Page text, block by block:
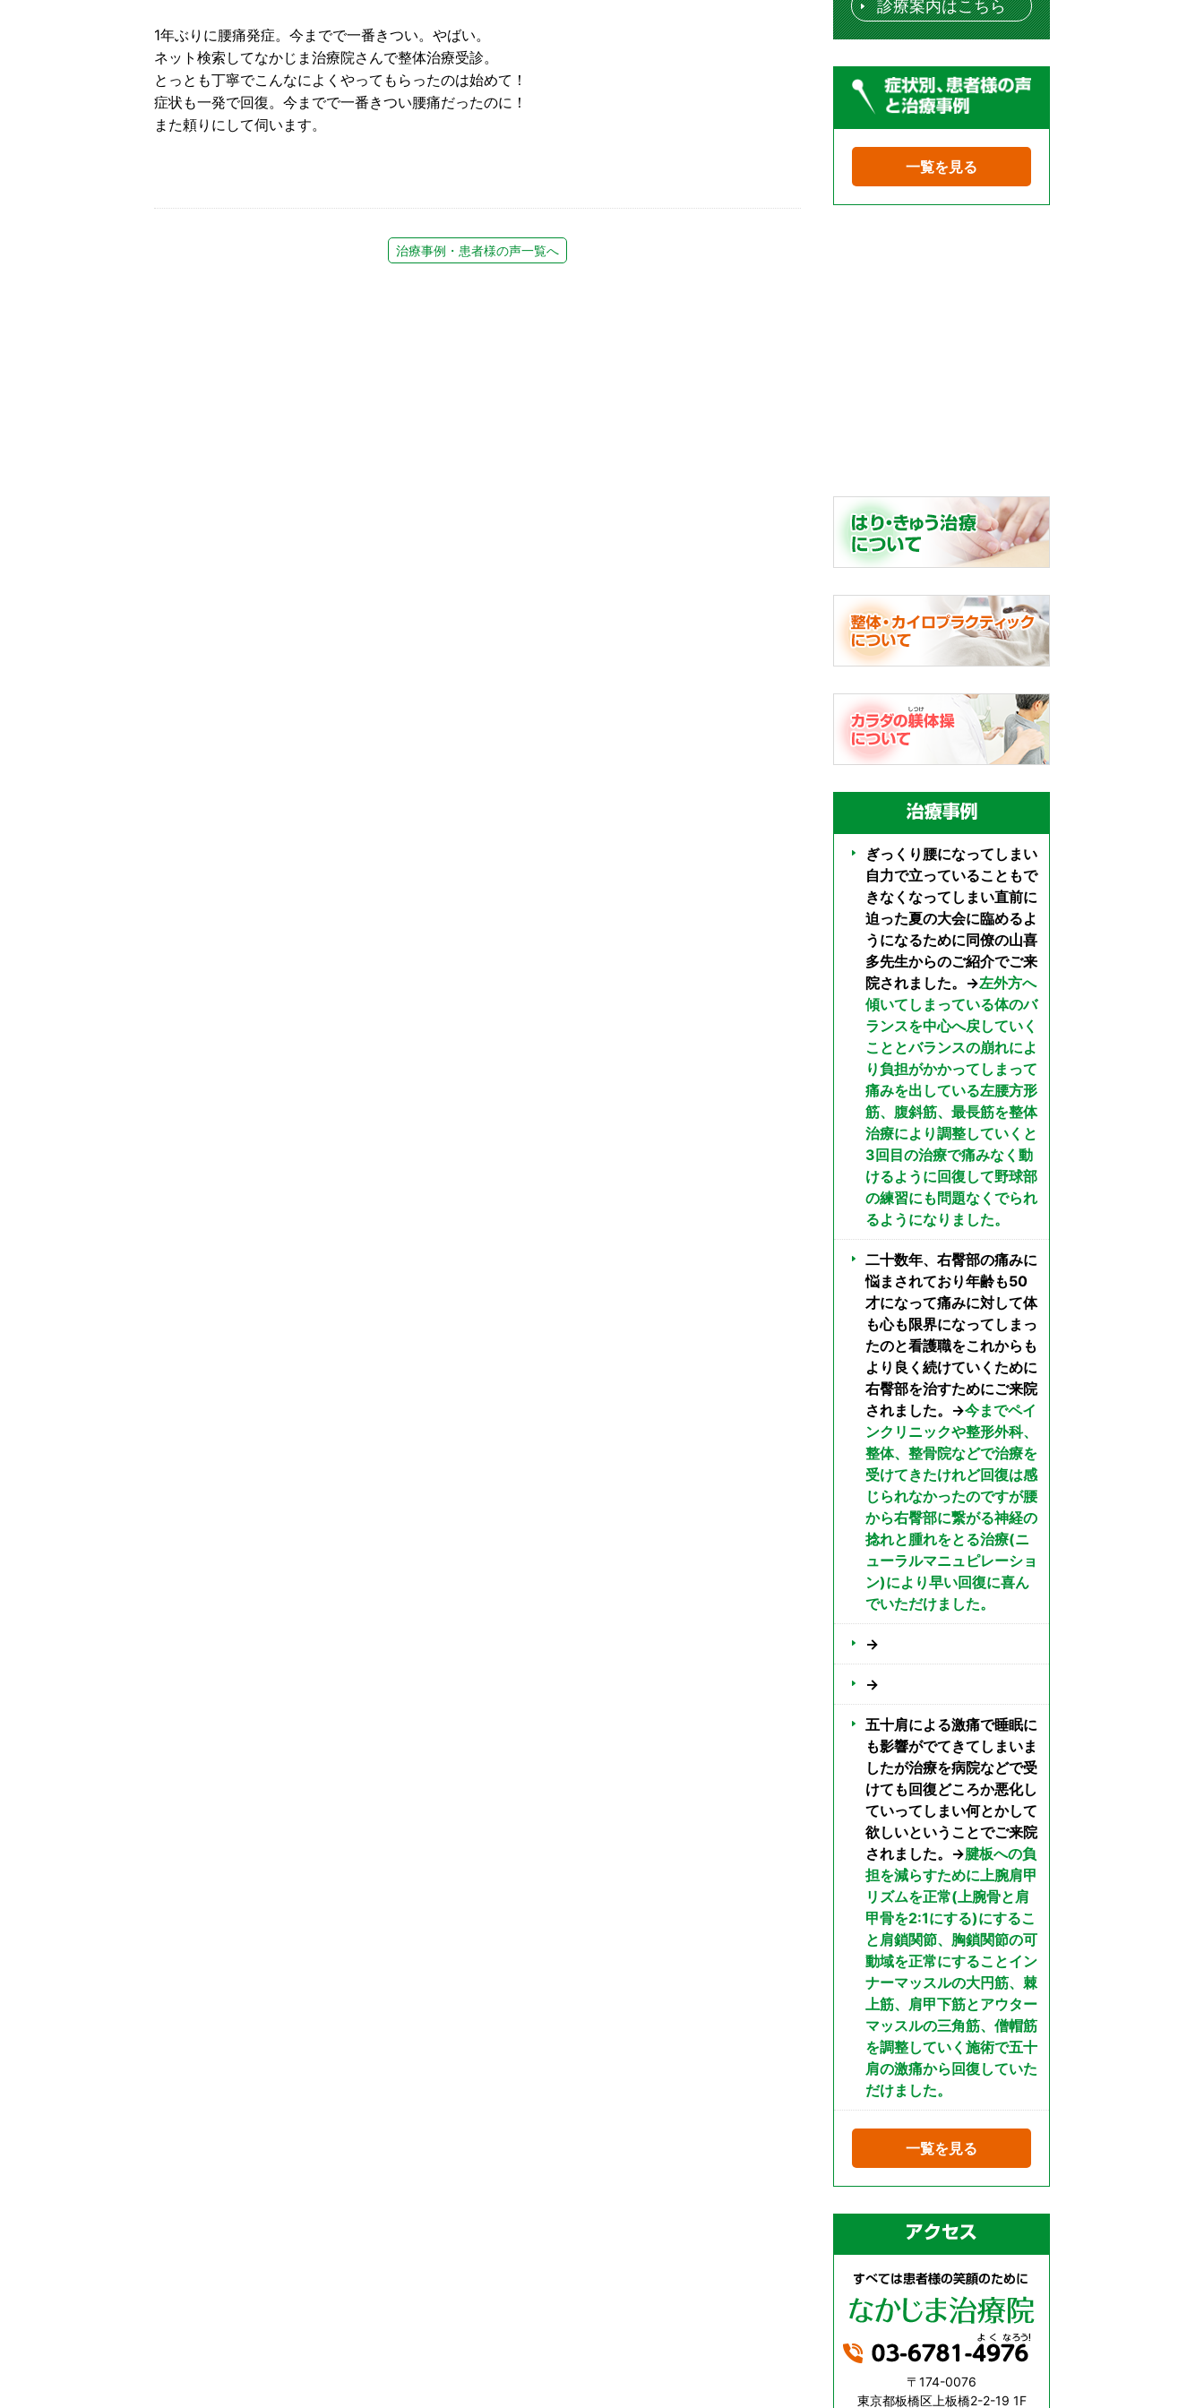
1年ぶりに腰痛発症。今までで一番きつい。やばい。
ネット検索してなかじま治療院さんで整体治療受診。
とっとも丁寧でこんなによくやってもらったのは始めて！
症状も一発で回復。今までで一番きつい腰痛だったのに！
また頼りにして伺います。
治療事例・患者様の声一覧へ
診療案内はこちら
一覧を見る
ぎっくり腰になってしまい
自力で立っていることもで
きなくなってしまい直前に
迫った夏の大会に臨めるよ
うになるために同僚の山喜
多先生からのご紹介でご来
院されました。→左外方へ
傾いてしまっている体のバ
ランスを中心へ戻していく
こととバランスの崩れによ
り負担がかかってしまって
痛みを出している左腰方形
筋、腹斜筋、最長筋を整体
治療により調整していくと
3回目の治療で痛みなく動
けるように回復して野球部
の練習にも問題なくでられ
るようになりました。
二十数年、右臀部の痛みに
悩まされており年齢も50
才になって痛みに対して体
も心も限界になってしまっ
たのと看護職をこれからも
より良く続けていくために
右臀部を治すためにご来院
されました。→今までペイ
ンクリニックや整形外科、
整体、整骨院などで治療を
受けてきたけれど回復は感
じられなかったのですが腰
から右臀部に繋がる神経の
捻れと腫れをとる治療(ニ
ューラルマニュピレーショ
ン)により早い回復に喜ん
でいただけました。
→
→
五十肩による激痛で睡眠に
も影響がでてきてしまいま
したが治療を病院などで受
けても回復どころか悪化し
ていってしまい何とかして
欲しいということでご来院
されました。→腱板への負
担を減らすために上腕肩甲
リズムを正常(上腕骨と肩
甲骨を2:1にする)にするこ
と肩鎖関節、胸鎖関節の可
動域を正常にすることイン
ナーマッスルの大円筋、棘
上筋、肩甲下筋とアウター
マッスルの三角筋、僧帽筋
を調整していく施術で五十
肩の激痛から回復していた
だけました。
一覧を見る
〒174-0076
東京都板橋区上板橋2-2-19 1F